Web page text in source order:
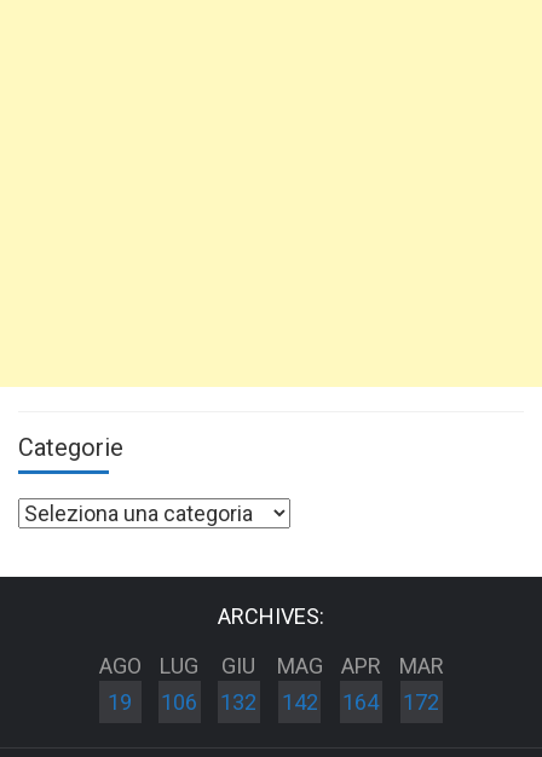
Categorie
Categorie
ARCHIVES:
AGO
19
LUG
106
GIU
132
MAG
142
APR
164
MAR
172